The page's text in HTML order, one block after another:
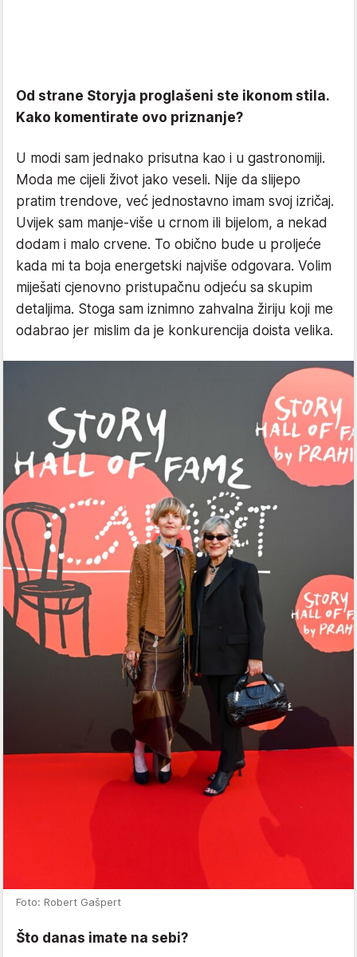
Od strane Storyja proglašeni ste ikonom stila.
Kako komentirate ovo priznanje?
U modi sam jednako prisutna kao i u gastronomiji.
Moda me cijeli život jako veseli. Nije da slijepo
pratim trendove, već jednostavno imam svoj izričaj.
Uvijek sam manje-više u crnom ili bijelom, a nekad
dodam i malo crvene. To obično bude u proljeće
kada mi ta boja energetski najviše odgovara. Volim
miješati cjenovno pristupačnu odjeću sa skupim
detaljima. Stoga sam iznimno zahvalna žiriju koji me
odabrao jer mislim da je konkurencija doista velika.
Foto: Robert Gašpert
Što danas imate na sebi?